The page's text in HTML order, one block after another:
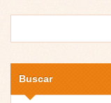
Buscar